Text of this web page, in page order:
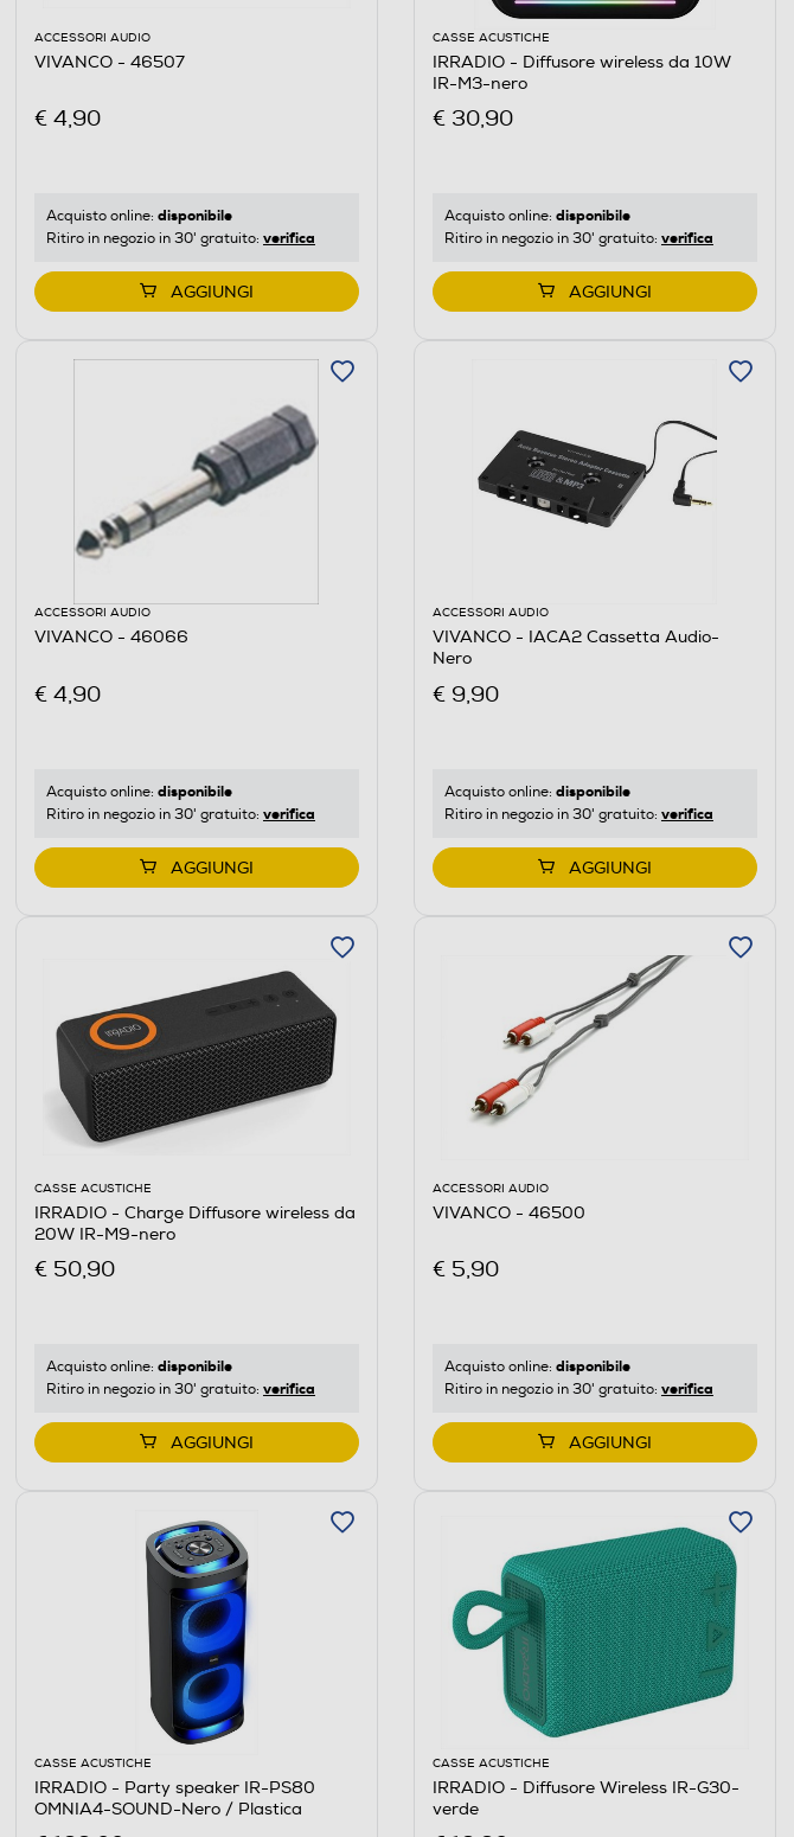
ACCESSORI AUDIO
VIVANCO - 46507
€ 4,90
Acquisto online: disponibile
Ritiro in negozio in 30' gratuito: verifica
AGGIUNGI
CASSE ACUSTICHE
IRRADIO - Diffusore wireless da 10W
IR-M3-nero
€ 30,90
Acquisto online: disponibile
Ritiro in negozio in 30' gratuito: verifica
AGGIUNGI
ACCESSORI AUDIO
VIVANCO - 46066
€ 4,90
Acquisto online: disponibile
Ritiro in negozio in 30' gratuito: verifica
AGGIUNGI
ACCESSORI AUDIO
VIVANCO - IACA2 Cassetta Audio-
Nero
€ 9,90
Acquisto online: disponibile
Ritiro in negozio in 30' gratuito: verifica
AGGIUNGI
CASSE ACUSTICHE
IRRADIO - Charge Diffusore wireless da
20W IR-M9-nero
€ 50,90
Acquisto online: disponibile
Ritiro in negozio in 30' gratuito: verifica
AGGIUNGI
ACCESSORI AUDIO
VIVANCO - 46500
€ 5,90
Acquisto online: disponibile
Ritiro in negozio in 30' gratuito: verifica
AGGIUNGI
CASSE ACUSTICHE
IRRADIO - Party speaker IR-PS80
OMNIA4-SOUND-Nero / Plastica
CASSE ACUSTICHE
IRRADIO - Diffusore Wireless IR-G30-
verde